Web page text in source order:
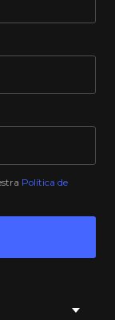
Política de